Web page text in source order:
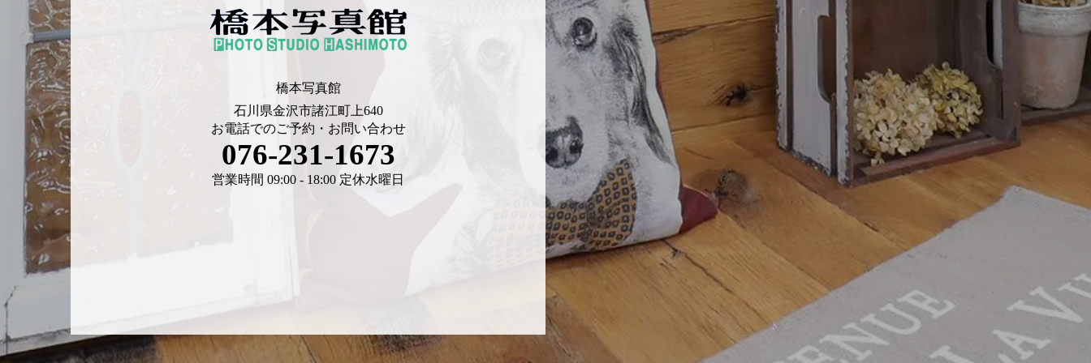
橋本写真館
石川県金沢市諸江町上640
お電話でのご予約・お問い合わせ
076-231-1673
営業時間 09:00 - 18:00 定休水曜日